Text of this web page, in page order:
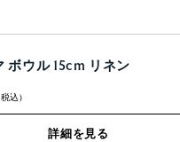
ボウル 15cm リネン
込)
詳細を見る